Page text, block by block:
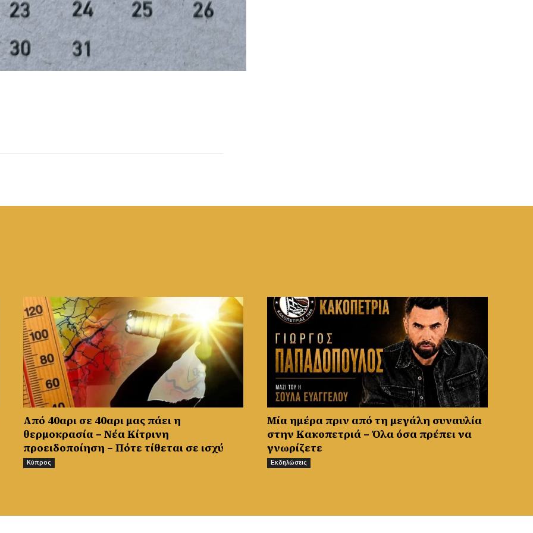
Από 40αρι σε 40αρι μας πάει η
θερμοκρασία – Νέα Κίτρινη
προειδοποίηση – Πότε τίθεται σε ισχύ
Κύπρος
Μία ημέρα πριν από τη μεγάλη συναυλία
στην Κακοπετριά – Όλα όσα πρέπει να
γνωρίζετε
Εκδηλώσεις